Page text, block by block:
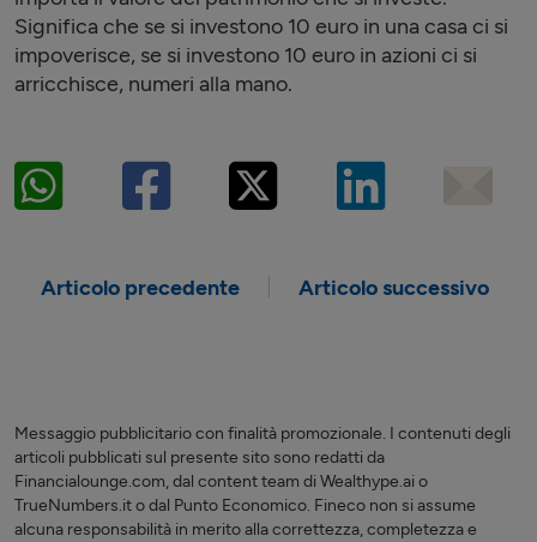
Significa che se si investono 10 euro in una casa ci si
impoverisce, se si investono 10 euro in azioni ci si
arricchisce, numeri alla mano.
Articolo precedente Articolo successivo
Messaggio pubblicitario con finalità promozionale. I contenuti degli
articoli pubblicati sul presente sito sono redatti da
Financialounge.com, dal content team di Wealthype.ai o
TrueNumbers.it o dal Punto Economico. Fineco non si assume
alcuna responsabilità in merito alla correttezza, completezza e